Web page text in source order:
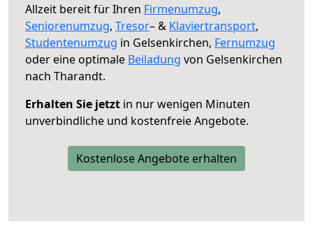
Allzeit bereit für Ihren Firmenumzug,
Seniorenumzug, Tresor– & Klaviertransport,
Studentenumzug in Gelsenkirchen, Fernumzug
oder eine optimale Beiladung von Gelsenkirchen
nach Tharandt.
Erhalten Sie jetzt in nur wenigen Minuten
unverbindliche und kostenfreie Angebote.
Kostenlose Angebote erhalten